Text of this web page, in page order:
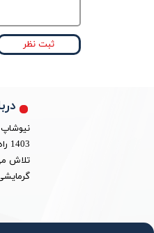
ثبت نظر
نیوشاپ
تلاش